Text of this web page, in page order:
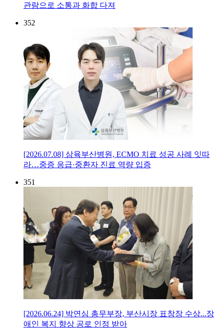
관람으로 소통과 화합 다져
352
[2026.07.08] 삼육부산병원, ECMO 치료 성공 사례 잇따
라…중증 응급·중환자 진료 역량 입증
351
[2026.06.24] 박연심 총무부장, 부산시장 표창장 수상...장
애인 복지 향상 공로 인정 받아